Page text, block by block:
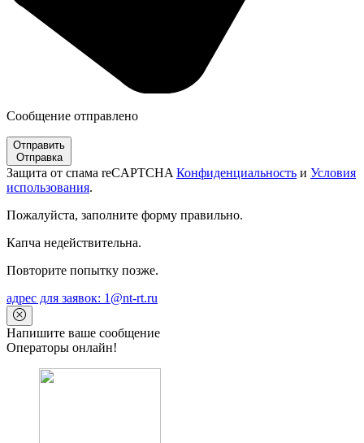
Сообщение отправлено
Отправить
Отправка
Защита от спама reCAPTCHA Конфиденциальность и Условия
использования.
Пожалуйста, заполните форму правильно.
Капча недействительна.
Повторите попытку позже.
адрес для заявок: 1@nt-rt.ru
Напишите ваше сообщение
Операторы онлайн!